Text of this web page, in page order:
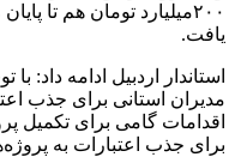
۲۰۰میلیارد تومان هم تا
یافت.
استاندار اردبیل ادامه داد:
مدیران استانی برای جذب
اقدامات گامی برای تکمیل
برای جذب اعتبارات به